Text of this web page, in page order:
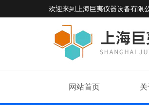
欢迎来到 上海巨夷仪器设备有限
网站首页